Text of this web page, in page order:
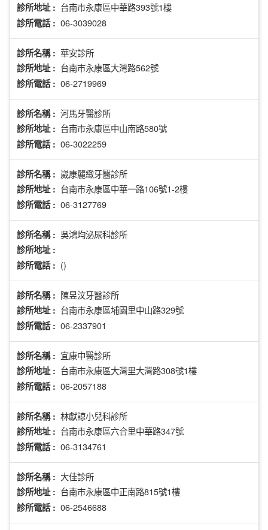
診所地址 : 台南市永康區中華路393號1樓
診所電話 : 06-3039028
診所名稱 : 華安診所
診所地址 : 台南市永康區大灣路562號
診所電話 : 06-2719969
診所名稱 : 河馬牙醫診所
診所地址 : 台南市永康區中山南路580號
診所電話 : 06-3022259
診所名稱 : 崴康麗緻牙醫診所
診所地址 : 台南市永康區中華一路106號1-2樓
診所電話 : 06-3127769
診所名稱 : 吳鴻均泌尿科診所
診所地址 :
診所電話 : ()
診所名稱 : 陳昱汶牙醫診所
診所地址 : 台南市永康區埔園里中山路329號
診所電話 : 06-2337901
診所名稱 : 宜康中醫診所
診所地址 : 台南市永康區大灣里大灣路308號1樓
診所電話 : 06-2057188
診所名稱 : 林獻諒小兒科診所
診所地址 : 台南市永康區六合里中華路347號
診所電話 : 06-3134761
診所名稱 : 大佳診所
診所地址 : 台南市永康區中正南路815號1樓
診所電話 : 06-2546688